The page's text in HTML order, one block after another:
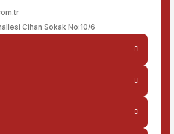
Cihan Sokak No:10/6